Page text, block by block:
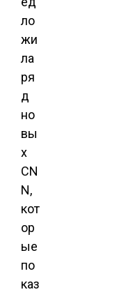
ло
жи
ла
ря
д
но
вы
х
CN
N,
кот
ор
ые
по
каз